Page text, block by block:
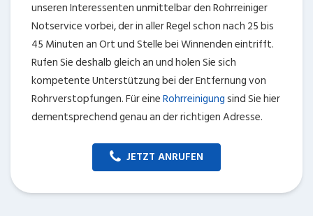
unseren Interessenten unmittelbar den Rohrreiniger
Notservice vorbei, der in aller Regel schon nach 25 bis
45 Minuten an Ort und Stelle bei Winnenden eintrifft.
Rufen Sie deshalb gleich an und holen Sie sich
kompetente Unterstützung bei der Entfernung von
Rohrverstopfungen. Für eineRohrreinigungsind Sie hier
dementsprechend genau an der richtigen Adresse.
JETZT ANRUFEN